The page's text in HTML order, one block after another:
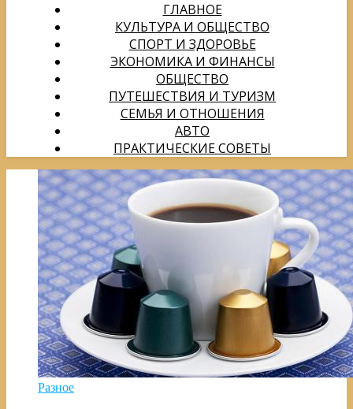
ГЛАВНОЕ
КУЛЬТУРА И ОБЩЕСТВО
СПОРТ И ЗДОРОВЬЕ
ЭКОНОМИКА И ФИНАНСЫ
ОБЩЕСТВО
ПУТЕШЕСТВИЯ И ТУРИЗМ
СЕМЬЯ И ОТНОШЕНИЯ
АВТО
ПРАКТИЧЕСКИЕ СОВЕТЫ
Разное